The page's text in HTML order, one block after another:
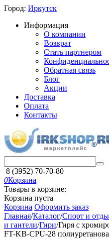
Город: Иркутск
Информация
О компании
Возврат
Стать партнером
Обратная связь
Блог
Акции
Доставка
Оплата
Контакты
8 (3952) 70-70-80
0Корзина
Товары в корзине:
Корзина пуста
Корзина Оформить заказ
Главная/Каталог/Спорт и
и гантели/Гири/Гиря с
FT-KB-CPU-28